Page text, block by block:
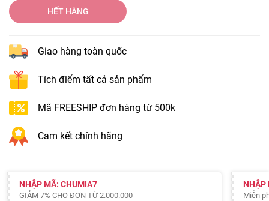
HẾT HÀNG
Giao hàng toàn quốc
Tích điểm tất cả sản phẩm
Mã FREESHIP đơn hàng từ 500k
Cam kết chính hãng
NHẬP MÃ: CHUMIA7
GIẢM 7% CHO ĐƠN TỪ 2.000.000
NHẬP
Miễn